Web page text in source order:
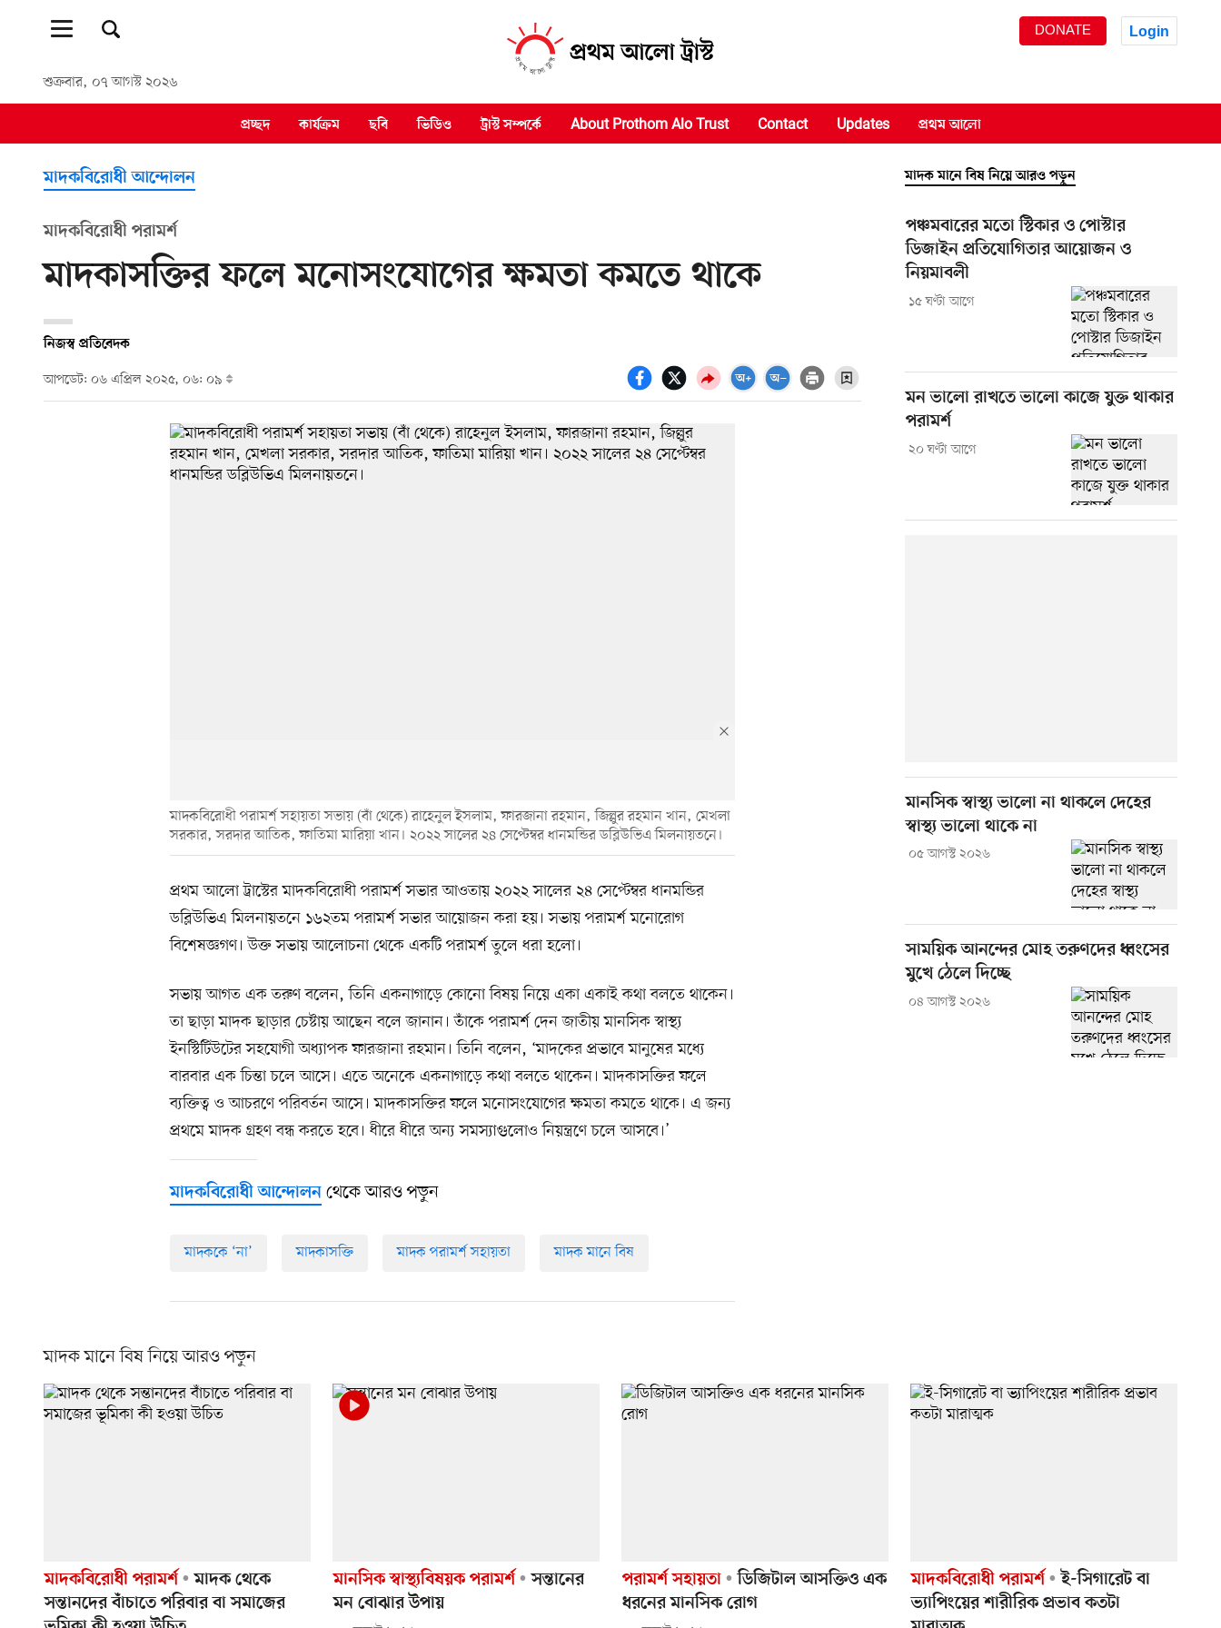
শুক্রবার, ০৭ আগস্ট ২০২৬
DONATE Login
প্রচ্ছদ কার্যক্রম ছবি ভিডিও ট্রাস্ট সম্পর্কে About Prothom Alo Trust Contact Updates প্রথম আলো
মাদকবিরোধী আন্দোলন
মাদকবিরোধী পরামর্শ
মাদকাসক্তির ফলে মনোসংযোগের ক্ষমতা কমতে থাকে
নিজস্ব প্রতিবেদক
আপডেট: ০৬ এপ্রিল ২০২৫, ০৬: ০৯
মাদকবিরোধী পরামর্শ সহায়তা সভায় (বাঁ থেকে) রাহেনুল ইসলাম, ফারজানা রহমান, জিল্লুর রহমান খান, মেখলা
সরকার, সরদার আতিক, ফাতিমা মারিয়া খান। ২০২২ সালের ২৪ সেপ্টেম্বর ধানমন্ডির ডব্লিউভিএ মিলনায়তনে।
প্রথম আলো ট্রাস্টের মাদকবিরোধী পরামর্শ সভার আওতায় ২০২২ সালের ২৪ সেপ্টেম্বর ধানমন্ডির
ডব্লিউভিএ মিলনায়তনে ১৬২তম পরামর্শ সভার আয়োজন করা হয়। সভায় পরামর্শ মনোরোগ
বিশেষজ্ঞগণ। উক্ত সভায় আলোচনা থেকে একটি পরামর্শ তুলে ধরা হলো।
সভায় আগত এক তরুণ বলেন, তিনি একনাগাড়ে কোনো বিষয় নিয়ে একা একাই কথা বলতে থাকেন।
তা ছাড়া মাদক ছাড়ার চেষ্টায় আছেন বলে জানান। তাঁকে পরামর্শ দেন জাতীয় মানসিক স্বাস্থ্য
ইনস্টিটিউটের সহযোগী অধ্যাপক ফারজানা রহমান। তিনি বলেন, ‘মাদকের প্রভাবে মানুষের মধ্যে
বারবার এক চিন্তা চলে আসে। এতে অনেকে একনাগাড়ে কথা বলতে থাকেন। মাদকাসক্তির ফলে
ব্যক্তিত্ব ও আচরণে পরিবর্তন আসে। মাদকাসক্তির ফলে মনোসংযোগের ক্ষমতা কমতে থাকে। এ জন্য
প্রথমে মাদক গ্রহণ বন্ধ করতে হবে। ধীরে ধীরে অন্য সমস্যাগুলোও নিয়ন্ত্রণে চলে আসবে।’
মাদকবিরোধী আন্দোলন থেকে আরও পড়ুন
মাদককে ‘না’ মাদকাসক্তি মাদক পরামর্শ সহায়তা মাদক মানে বিষ
মাদক মানে বিষ নিয়ে আরও পড়ুন
পঞ্চমবারের মতো স্টিকার ও পোস্টার
ডিজাইন প্রতিযোগিতার আয়োজন ও
নিয়মাবলী
১৫ ঘণ্টা আগে
মন ভালো রাখতে ভালো কাজে যুক্ত থাকার
পরামর্শ
২০ ঘণ্টা আগে
মানসিক স্বাস্থ্য ভালো না থাকলে দেহের
স্বাস্থ্য ভালো থাকে না
০৫ আগস্ট ২০২৬
সাময়িক আনন্দের মোহ তরুণদের ধ্বংসের
মুখে ঠেলে দিচ্ছে
০৪ আগস্ট ২০২৬
মাদক মানে বিষ নিয়ে আরও পড়ুন
মাদকবিরোধী পরামর্শ
মাদক থেকে
সন্তানদের বাঁচাতে পরিবার বা সমাজের
মানসিক স্বাস্থ্যবিষয়ক পরামর্শ
সন্তানের
মন বোঝার উপায়
পরামর্শ সহায়তা
ডিজিটাল আসক্তিও এক
ধরনের মানসিক রোগ
মাদকবিরোধী পরামর্শ
ই-সিগারেট বা
ভ্যাপিংয়ের শারীরিক প্রভাব কতটা